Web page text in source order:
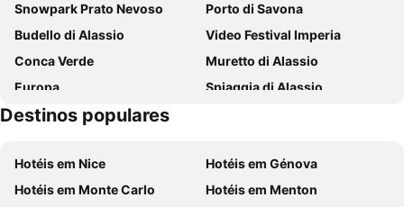
Hotel Florenz
Hotel Liliana Diano Marina
Diana Grand Hotel
Hotel San Nicola
Hotel Ligure
Hotel Villa Elle
Hotel Bergamo Mare Mhotelsgroup
Hotel Medusa
Grand Hotel Moroni
Hotel Moresco
Hotel Nettuno
Hotel Primula
Hotel Beau Sejour
Snowpark Prato Nevoso
Porto di Savona
Budello di Alassio
Video Festival Imperia
Conca Verde
Muretto di Alassio
Europa
Spiaggia di Alassio
Sanremo in fiore
Parco Acquatico le Caravelle
Alassio Railway Station
Riviera Airport
Bergeggi Lido
Destinos populares
Hotéis em Nice
Hotéis em Génova
Hotéis em Monte Carlo
Hotéis em Menton